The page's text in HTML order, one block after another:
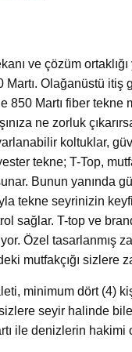
ve çözüm
Olağanüstü itiş
850 Martı fiber
ne zorluk
koltuklar,
tekne; T-Top,
Bunun yanında
tekne seyrinizin
sağlar. T-top ve
Özel tasarlanmış
mutfakçığı sizlere
minimum dört (4)
seyir halinde
ile denizlerin hakimi